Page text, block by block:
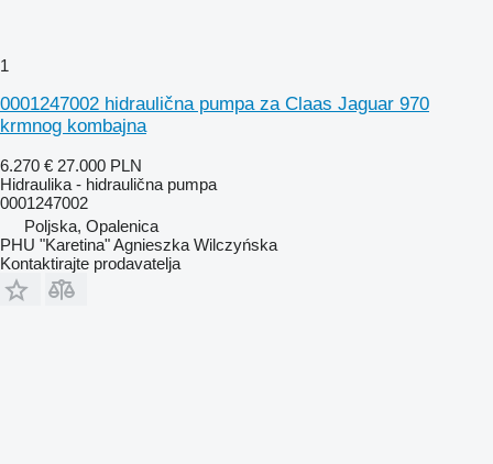
1
0001247002 hidraulična pumpa za Claas Jaguar 970
krmnog kombajna
6.270 € 27.000 PLN
Hidraulika - hidraulična pumpa
0001247002
Poljska, Opalenica
PHU "Karetina" Agnieszka Wilczyńska
Kontaktirajte prodavatelja